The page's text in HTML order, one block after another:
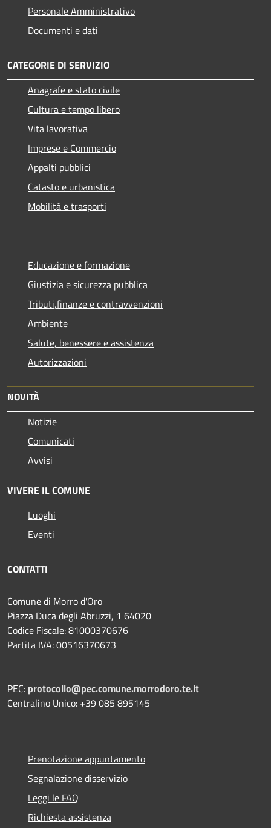
Personale Amministrativo
Documenti e dati
CATEGORIE DI SERVIZIO
Anagrafe e stato civile
Cultura e tempo libero
Vita lavorativa
Imprese e Commercio
Appalti pubblici
Catasto e urbanistica
Mobilità e trasporti
Educazione e formazione
Giustizia e sicurezza pubblica
Tributi,finanze e contravvenzioni
Ambiente
Salute, benessere e assistenza
Autorizzazioni
NOVITÀ
Notizie
Comunicati
Avvisi
VIVERE IL COMUNE
Luoghi
Eventi
CONTATTI
Comune di Morro d'Oro
Piazza Duca degli Abruzzi, 1 64020
Codice Fiscale: 81000370676
Partita IVA: 00516370673
PEC: protocollo@pec.comune.morrodoro.te.it
Centralino Unico: +39 085 895145
Prenotazione appuntamento
Segnalazione disservizio
Leggi le FAQ
Richiesta assistenza